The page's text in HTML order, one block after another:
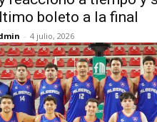
boleto a la final
- 4 julio, 2026